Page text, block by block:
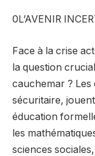
0L’AVENIR
Face à la crise
la question
cauchemar ?
sécuritaire,
éducation
les
sciences